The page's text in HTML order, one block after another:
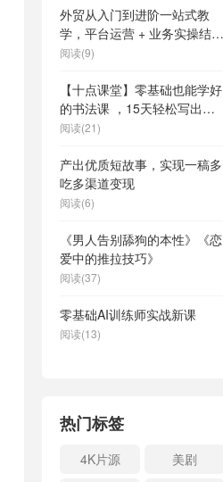
外贸从入门到进阶一站式教
学，平台运营 + 业务实操结
合，实现业绩稳步增长
阅读(9)
【十点课堂】零基础也能学好
的书法课 ，15天轻松写出漂
亮人生
阅读(21)
产出优质短故事，实现一稿多
吃多渠道变现
阅读(6)
《男人告别舔狗的本性》《恋
爱中的推拉技巧》
阅读(37)
零基础AI训练师实战新课
阅读(13)
热门标签
4K片源 美剧